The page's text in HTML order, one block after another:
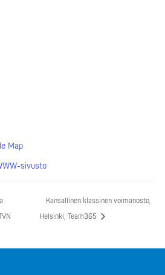
Map
sivusto
Kansallinen klassinen voimanosto,
Helsinki, Team365